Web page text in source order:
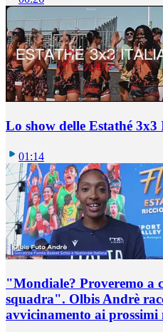
Lo show delle Estathé
01:14
"Mondiale? Proveremo a
squadra". Olbis Andrè
avvicinamento ai